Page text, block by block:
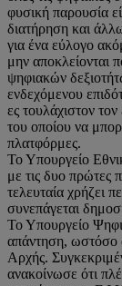
φυσική παρουσία
διατήρηση και
για ένα εύλογο
μην αποκλείονται
ψηφιακών
ενδεχόμενου
ες τουλάχιστον
του οποίου να
πλατφόρμες.
Το Υπουργείο
με τις δυο πρώτες
τελευταία χρήζει
συνεπάγεται
Το Υπουργείο
απάντηση, ωστόσο
Αρχής.
ανακοίνωσε ότι